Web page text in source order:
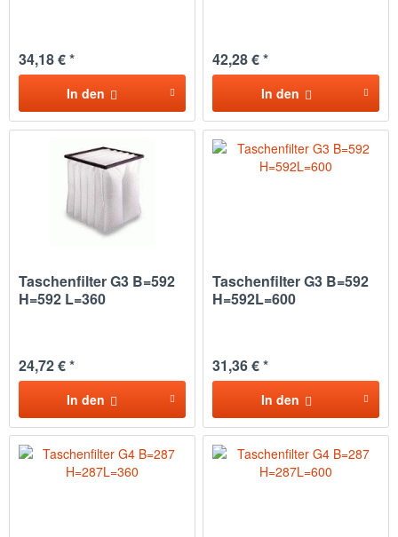
34,18 € *
In den
42,28 € *
In den
Taschenfilter G3 B=592
H=592 L=360
24,72 € *
In den
Taschenfilter G3 B=592
H=592L=600
31,36 € *
In den